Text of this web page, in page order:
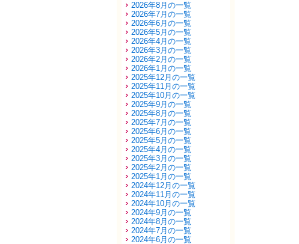
2026年8月の一覧
2026年7月の一覧
2026年6月の一覧
2026年5月の一覧
2026年4月の一覧
2026年3月の一覧
2026年2月の一覧
2026年1月の一覧
2025年12月の一覧
2025年11月の一覧
2025年10月の一覧
2025年9月の一覧
2025年8月の一覧
2025年7月の一覧
2025年6月の一覧
2025年5月の一覧
2025年4月の一覧
2025年3月の一覧
2025年2月の一覧
2025年1月の一覧
2024年12月の一覧
2024年11月の一覧
2024年10月の一覧
2024年9月の一覧
2024年8月の一覧
2024年7月の一覧
2024年6月の一覧